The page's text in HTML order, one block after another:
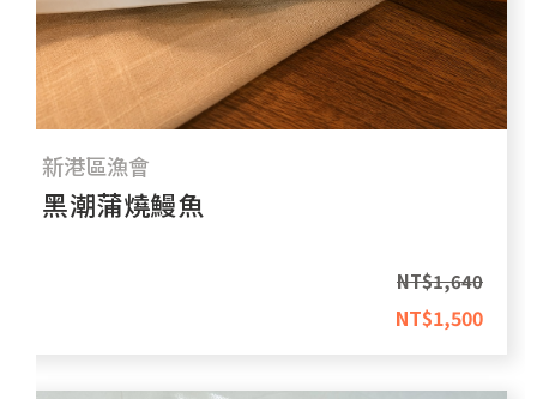
新港區漁會
黑潮蒲燒鰻魚
NT$1,640
NT$1,500